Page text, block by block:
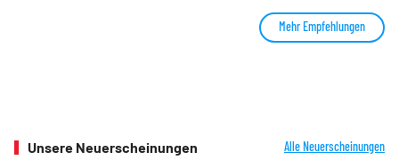
Mehr Empfehlungen
Unsere Neuerscheinungen Alle Neuerscheinungen